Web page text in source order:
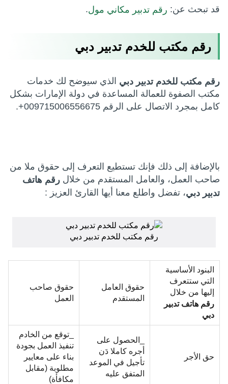
قد تبحث عن: رقم تدبير مكاني مول.
رقم مكتب للخدم تدبير دبي
رقم مكتب للخدم تدبير دبي الذي سيوضح لك خدمات
مكتب الصفوة للعمالة المساعدة في دولة الإمارات بشكل
كامل بمجرد الاتصال على الرقم 009715006556675+.
بالإضافة إلى ذلك فإنك تستطيع التعرف إلى حقوق ملا من
صاحب العمل، والعامل المستقدم من خلال رقم هاتف
تدبير دبي، تفضل واطلع معنا أيها القارئ العزيز :
رقم مكتب للخدم تدبير دبي
البنود الأساسية
التي ستتعرف
إليها من خلال
رقم هاتف تدبير
دبي
حقوق العامل
المستقدم
حقوق صاحب
العمل
حق الأجر
_الحصول على
أجره كاملا دَن
تأجيل في الموعد
المتفق عليه
_توقع من الخادم
تنفيذ العمل بجودة
بناء على معايير
مطلوبة (مقابل
مكافأة)